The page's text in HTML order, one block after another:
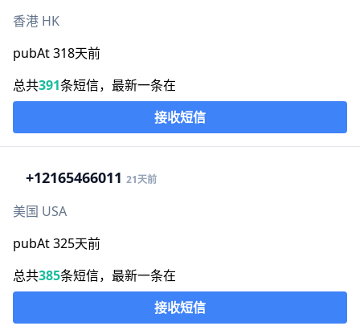
香港 HK
pubAt 318天前
总共391条短信，最新一条在
接收短信
+12165466011 21天前
美国 USA
pubAt 325天前
总共385条短信，最新一条在
接收短信